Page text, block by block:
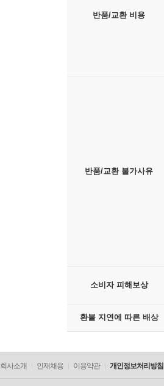
반품/교환 비용
반품/교환 불가사유
소비자 피해보상
환불 지연에 따른 배상
회사소개 인재채용 이용약관 개인정보처리방침